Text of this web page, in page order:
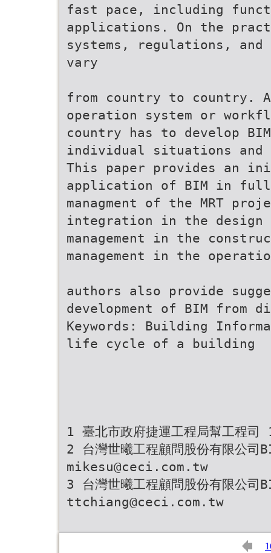
fast pace, including
applications. On the
systems, regulations,
vary
from country to country.
operation system or
country has to develop
individual situations and
This paper provides an
application of BIM in
managment of the MRT
integration in the design
management in the
management in the
authors also provide
development of BIM from
Keywords: Building
life cycle of a building
1 臺北市政府捷運工程局幫工
2 台灣世曦工程顧問股份有限公司
mikesu@ceci.com.tw
3 台灣世曦工程顧問股份有限公司
ttchiang@ceci.com.tw